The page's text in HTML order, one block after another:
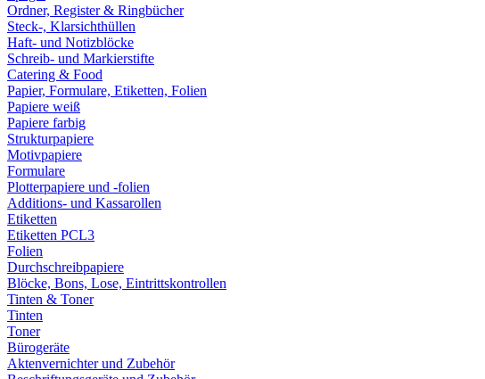
Ordner, Register & Ringbücher
Steck-, Klarsichthüllen
Haft- und Notizblöcke
Schreib- und Markierstifte
Catering & Food
Papier, Formulare, Etiketten, Folien
Papiere weiß
Papiere farbig
Strukturpapiere
Motivpapiere
Formulare
Plotterpapiere und -folien
Additions- und Kassarollen
Etiketten
Etiketten PCL3
Folien
Durchschreibpapiere
Blöcke, Bons, Lose, Eintrittskontrollen
Tinten & Toner
Tinten
Toner
Bürogeräte
Aktenvernichter und Zubehör